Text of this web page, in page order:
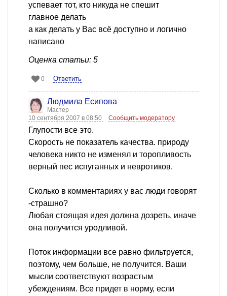
успевает тот, кто никуда не спешит
главное делать
а как делать у Вас всё доступно и логично
написано
Оценка статьи: 5
0 Ответить
Людмила Есипова
Мастер
10 сентября 2007 в 08:50
Сообщить модератору
Глупости все это.
Скорость не показатель качества. природу
человека никто не изменял и торопливость
верный пес испуганных и невротиков.
Сколько в комментариях у вас люди говорят
-страшно?
Любая стоящая идея должна дозреть, иначе
она получится уродливой.
Поток информации все равно фильтруется,
поэтому, чем больше, не получится. Ваши
мысли соответствуют возрастым
убеждениям. Все придет в норму, если